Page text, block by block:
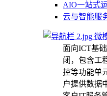
AIO一站式
云与智能服
微
面向ICT基
闭，包含工
控等功能单
户提供数据